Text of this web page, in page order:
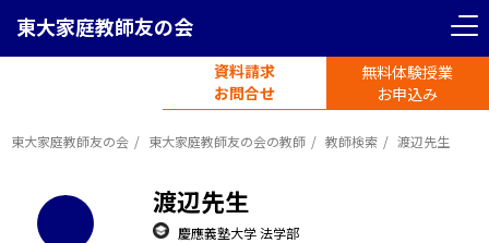
東大家庭教師友の会
資料請求
お問合せ
無料体験授業
お申込み
東大家庭教師友の会 東大家庭教師友の会の教師 教師検索 渡辺先生
渡辺先生
慶應義塾大学 法学部